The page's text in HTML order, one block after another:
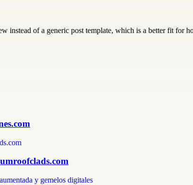
instead of a generic post template, which is a better fit for